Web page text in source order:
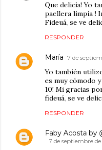
Que delicia! Yo
paellera limpia !
Fideuá, se ve
RESPONDER
María 7 de
Yo también
es muy cómodo
10! Mi gracias
fideuá, se ve
RESPONDER
Faby Acosta by
7 de septiembre